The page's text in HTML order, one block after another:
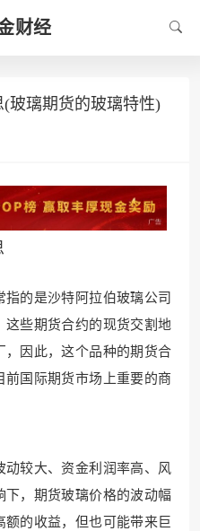
财经
玻璃期货的玻璃特性)
的是沙特阿拉伯玻璃公司
些期货合约的现货交割地
因此，这个品种的期货合
国际期货市场上重要的商
较大、资金利润率高、风
下，期货玻璃价格的波动幅
的收益，但也可能带来巨